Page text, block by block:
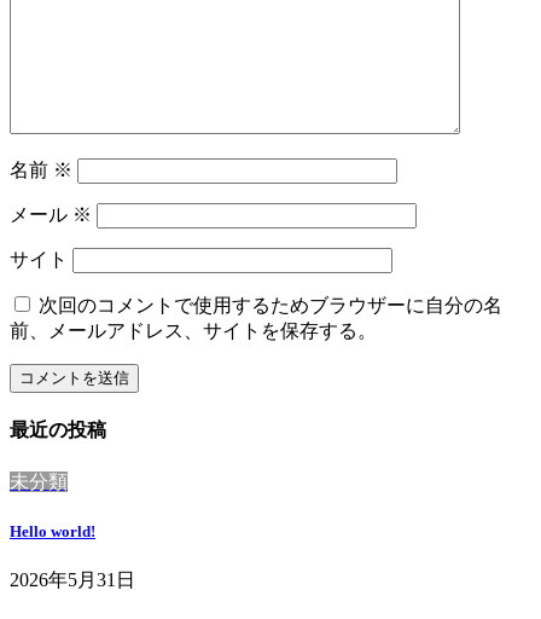
名前 ※
メール ※
サイト
次回のコメントで使用するためブラウザーに自分の名
前、メールアドレス、サイトを保存する。
最近の投稿
未分類
Hello world!
2026年5月31日